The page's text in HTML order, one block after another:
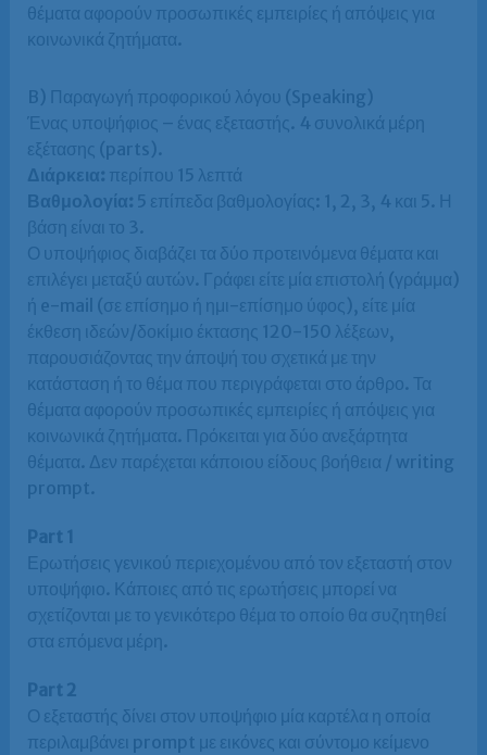
θέματα αφορούν προσωπικές εμπειρίες ή απόψεις για
κοινωνικά ζητήματα.
B) Παραγωγή προφορικού λόγου (Speaking)
Ένας υποψήφιος – ένας εξεταστής. 4 συνολικά μέρη
εξέτασης (parts).
Διάρκεια: περίπου 15 λεπτά
Βαθμολογία: 5 επίπεδα βαθμολογίας: 1, 2, 3, 4 και 5. Η
βάση είναι το 3.
Ο υποψήφιος διαβάζει τα δύο προτεινόμενα θέματα και
επιλέγει μεταξύ αυτών. Γράφει είτε μία επιστολή (γράμμα)
ή e-mail (σε επίσημο ή ημι-επίσημο ύφος), είτε μία
έκθεση ιδεών/δοκίμιο έκτασης 120-150 λέξεων,
παρουσιάζοντας την άποψή του σχετικά με την
κατάσταση ή το θέμα που περιγράφεται στο άρθρο. Τα
θέματα αφορούν προσωπικές εμπειρίες ή απόψεις για
κοινωνικά ζητήματα. Πρόκειται για δύο ανεξάρτητα
θέματα. Δεν παρέχεται κάποιου είδους βοήθεια / writing
prompt.
Part 1
Ερωτήσεις γενικού περιεχομένου από τον εξεταστή στον
υποψήφιο. Κάποιες από τις ερωτήσεις μπορεί να
σχετίζονται με το γενικότερο θέμα το οποίο θα συζητηθεί
στα επόμενα μέρη.
Part 2
Ο εξεταστής δίνει στον υποψήφιο μία καρτέλα η οποία
περιλαμβάνει prompt με εικόνες και σύντομο κείμενο